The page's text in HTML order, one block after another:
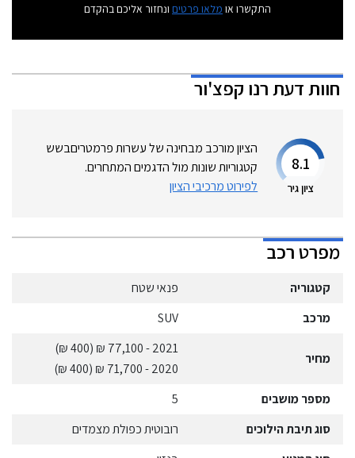
התקשרו או מלאו פרטים ונחזור אליכם בהקדם
חוות דעתרנו קפצ'ור
8.1
ציון גיר
הציון מורכב מבחינה של עשרות פרמטריםבשש
קטגוריות שונות מול הדגמים המתחרים.
לפירוט מרכיבי הציון
מפרט רכב
קטגוריה
פנאי שטח
מרכב
SUV
מחיר
2021
- 77,100 ₪
(400 ₪)
2020
- 71,700 ₪
(400 ₪)
מספר מושבים
5
סוג תיבת הילוכים
רובוטית כפולת מצמדים